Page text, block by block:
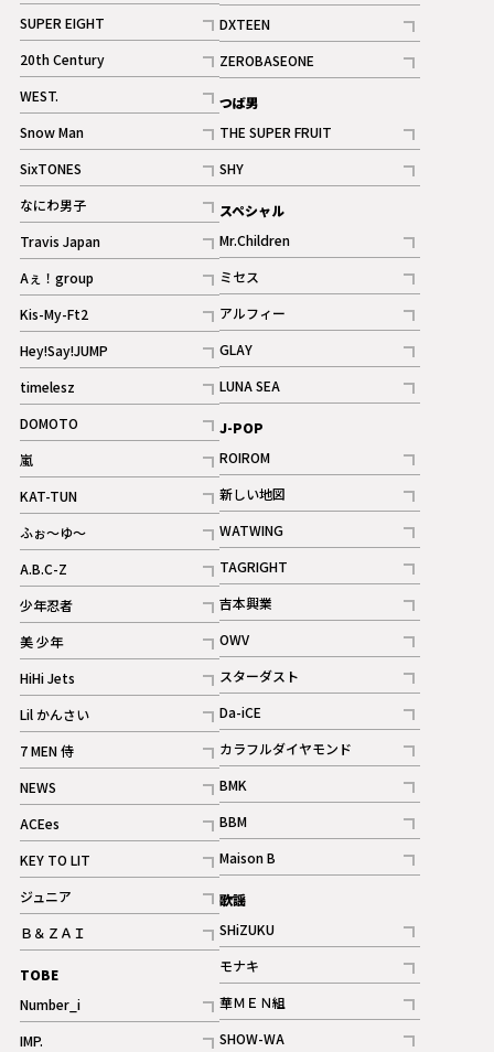
記事
SUPER EIGHT
記事
20th Century
記事
WEST.
記事
Snow Man
記事
ギャラリー
SixTONES
記事
ギャラリー
なにわ男子
記事
Travis Japan
記事
Aぇ！group
記事
Kis-My-Ft2
記事
ギャラリー
Hey!Say!JUMP
記事
timelesz
記事
DOMOTO
記事
嵐
記事
KAT-TUN
記事
ふぉ～ゆ～
記事
A.B.C-Z
記事
ギャラリー
少年忍者
記事
美 少年
記事
HiHi Jets
記事
Lil かんさい
記事
7 MEN 侍
記事
NEWS
記事
ACEes
記事
KEY TO LIT
記事
ジュニア
記事
Ｂ＆ＺＡＩ
記事
TOBE
Number_i
記事
IMP.
記事
ギャラリー
DXTEEN
記事
ギャラリー
ZEROBASEONE
記事
つば男
THE SUPER FRUIT
記事
SHY
記事
スペシャル
Mr.Children
記事
ミセス
記事
アルフィー
記事
GLAY
記事
LUNA SEA
記事
J-POP
ROIROM
記事
新しい地図
記事
WATWING
記事
TAGRIGHT
記事
吉本興業
記事
OWV
記事
ギャラリー
スターダスト
記事
Da-iCE
記事
カラフルダイヤモンド
記事
BMK
記事
BBM
記事
ギャラリー
Maison B
記事
歌謡
SHiZUKU
記事
モナキ
記事
華ＭＥＮ組
記事
SHOW-WA